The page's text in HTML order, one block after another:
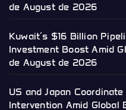
de August de 2026
Kuwait’s $16 Billion
Investment Boost Amid
de August de 2026
US and Japan
Intervention Amid Global